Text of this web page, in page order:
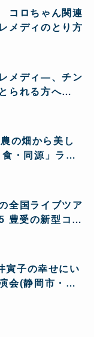
遺症について」
が掲載されまし
コロちゃん関連
メディのとり方
メディ―、チン
られる方へ
の畑から美し
・同源」ライ
配信イベント
全国ライブツア
受の新型コロ
好評開催中!
子の幸せにい
会(静岡市・グ
)開催!